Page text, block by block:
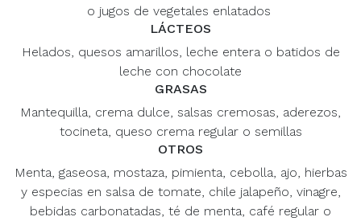
o jugos de vegetales enlatados
LÁCTEOS
Helados, quesos amarillos, leche entera o batidos de
leche con chocolate
GRASAS
Mantequilla, crema dulce, salsas cremosas, aderezos,
tocineta, queso crema regular o semillas
OTROS
Menta, gaseosa, mostaza, pimienta, cebolla, ajo, hierbas
y especias en salsa de tomate, chile jalapeño, vinagre,
bebidas carbonatadas, té de menta, café regular o